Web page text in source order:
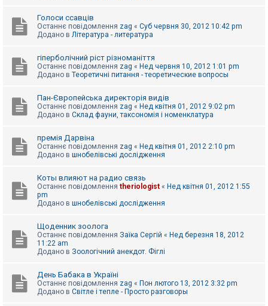
Голоси ссавців
Останнє повідомлення zag « Суб червня 30, 2012 10:42 pm
Додано в Література - литература
гіперболічний ріст різноманіття
Останнє повідомлення zag « Нед червня 10, 2012 1:01 pm
Додано в Теоретичні питання - теоретические вопросы
Пан-Європейська директорія видів
Останнє повідомлення zag « Нед квітня 01, 2012 9:02 pm
Додано в Склад фауни, таксономія і номенклатура
премія Дарвіна
Останнє повідомлення zag « Нед квітня 01, 2012 2:10 pm
Додано в шнобелівські дослідження
Коты влияют на радио связь
Останнє повідомлення theriologist « Нед квітня 01, 2012 1:55
pm
Додано в шнобелівські дослідження
Щоденник зоолога
Останнє повідомлення Заїка Сергій « Нед березня 18, 2012
11:22 am
Додано в Зоологічний анекдот. Фіглі
День Бабака в Україні
Останнє повідомлення zag « Пон лютого 13, 2012 3:32 pm
Додано в Світле і тепле - Просто разговоры